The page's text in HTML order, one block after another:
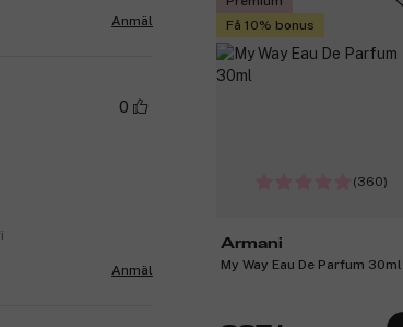
Få 10% bonus
(360)
Armani
My Way Eau De Parfum 30ml
Anmäl
0
Anmäl